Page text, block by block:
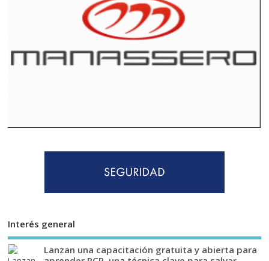
Interés general
Lanzan una capacitación gratuita y abierta para